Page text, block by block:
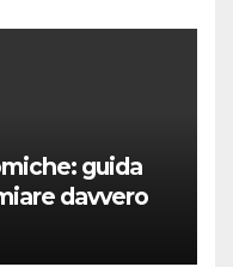
guida
davvero